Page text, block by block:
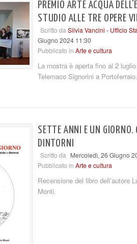
PREMIO ARTE ACQUA
STUDIO ALLE TRE OPERE
Scritto da Silvia Vancini - Ufficio
Giugno 2024 11:30
Pubblicato in Arte e cultura
La mostra è aperta fino al 2
Telemaco Signorini a Portoferraio.
SETTE ANNI E UN GIORNO.
DINTORNI
Scritto da Mercoledì, 26 Giugno
Pubblicato in Arte e cultura
Recensione del libro dell’autore
Monti.